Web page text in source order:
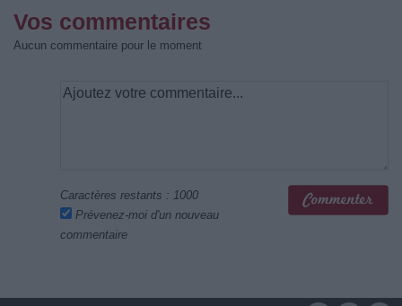
Vos commentaires
Aucun commentaire pour le moment
Caractères restants : 1000
Prévenez-moi d'un nouveau
commentaire